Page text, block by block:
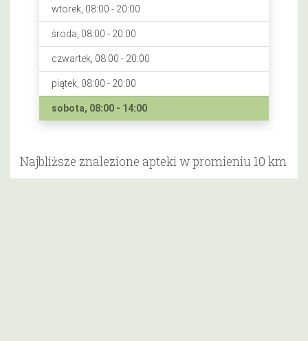
wtorek, 08:00 - 20:00
środa, 08:00 - 20:00
czwartek, 08:00 - 20:00
piątek, 08:00 - 20:00
sobota, 08:00 - 14:00
Najbliższe znalezione apteki w promieniu 10 km